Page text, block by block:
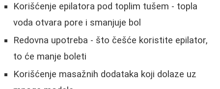
Korišćenje epilatora pod toplim tušem - topla
voda otvara pore i smanjuje bol
Redovna upotreba - što češće koristite epilator,
to će manje boleti
Korišćenje masažnih dodataka koji dolaze uz